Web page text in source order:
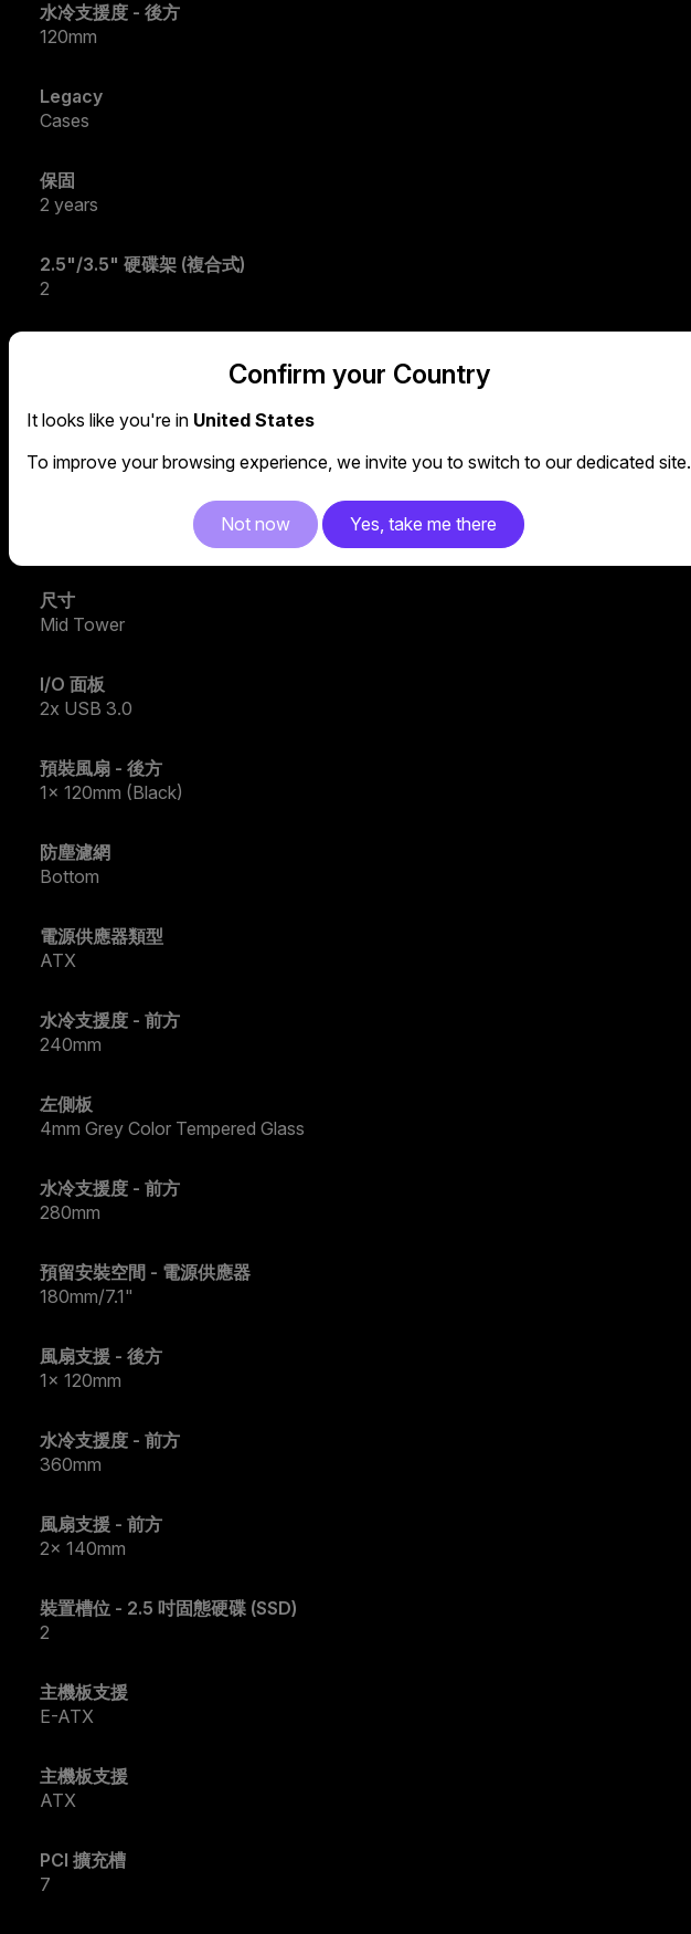
水冷支援度 - 後方
120mm
Legacy
Cases
保固
2 years
2.5"/3.5" 硬碟架 (複合式)
2
顏色
Black
尺寸
Mid Tower
I/O 面板
2x USB 3.0
預裝風扇 - 後方
1x 120mm (Black)
防塵濾網
Bottom
電源供應器類型
ATX
水冷支援度 - 前方
240mm
左側板
4mm Grey Color Tempered Glass
水冷支援度 - 前方
280mm
預留安裝空間 - 電源供應器
180mm/7.1"
風扇支援 - 後方
1x 120mm
水冷支援度 - 前方
360mm
風扇支援 - 前方
2x 140mm
裝置槽位 - 2.5 吋固態硬碟 (SSD)
2
主機板支援
E-ATX
主機板支援
ATX
PCI 擴充槽
7
Confirm your Country
It looks like you're in United States
To improve your browsing experience, we invite you to switch to our dedicated site.
Not now Yes, take me there